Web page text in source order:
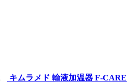
キムラメド 輸液加温器 F-CARE